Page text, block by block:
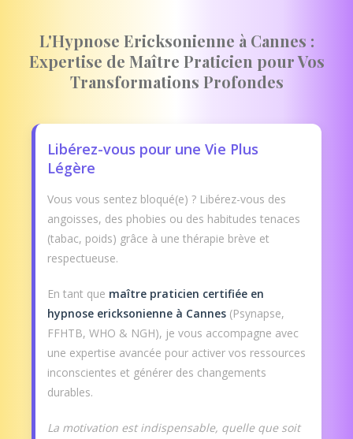
L'Hypnose Ericksonienne à Cannes :
Expertise de Maître Praticien pour Vos
Transformations Profondes
Libérez-vous pour une Vie Plus
Légère
Vous vous sentez bloqué(e) ? Libérez-vous des
angoisses, des phobies ou des habitudes tenaces
(tabac, poids) grâce à une thérapie brève et
respectueuse.
En tant que maître praticien certifiée en
hypnose ericksonienne à Cannes (Psynapse,
FFHTB, WHO & NGH), je vous accompagne avec
une expertise avancée pour activer vos ressources
inconscientes et générer des changements
durables.
La motivation est indispensable, quelle que soit